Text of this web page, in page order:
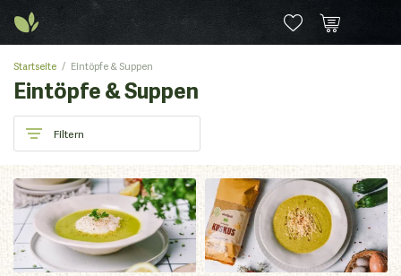
Startseite Eintöpfe & Suppen
Eintöpfe & Suppen
Filtern